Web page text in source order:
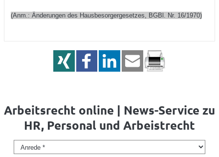
(Anm.: Änderungen des Hausbesorgergesetzes, BGBl. Nr. 16/1970)
Arbeitsrecht online | News-Service zu
HR, Personal und Arbeistrecht